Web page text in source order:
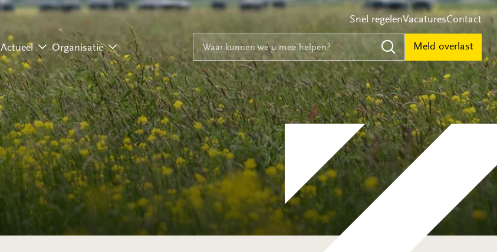
Naar inhoud
Naar navigatie
Snel regelenVacaturesContact
Actueel Organisatie
Waar kunnen we u mee helpen?
Zoeken
Meld overlast